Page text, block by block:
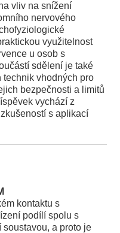
vliv na snížení
nervového
využitelnost
u osob s
sdělení je také
vhodných pro
bezpečnosti a limitů
vychází z
s aplikací
kontaktu s
podílí spolu s
a proto je